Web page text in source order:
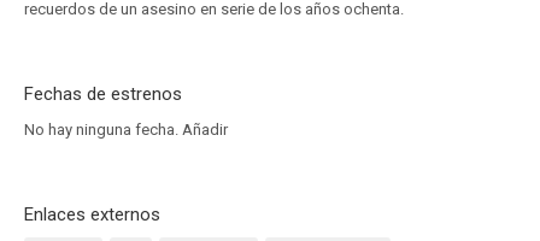
recuerdos de un asesino en serie de los años ochenta.
Fechas de estrenos
No hay ninguna fecha. Añadir
Enlaces externos